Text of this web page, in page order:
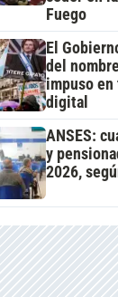
Fuego
El
del
impuso en
digital
ANSES:
y
2026,